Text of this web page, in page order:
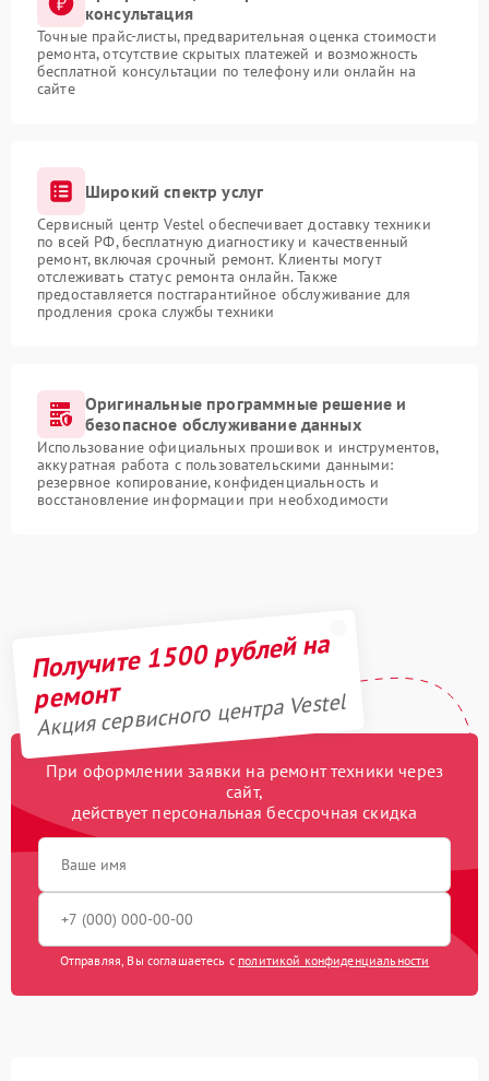
консультация
Точные прайс-листы, предварительная оценка стоимости
ремонта, отсутствие скрытых платежей и возможность
бесплатной консультации по телефону или онлайн на
сайте
Широкий спектр услуг
Сервисный центр Vestel обеспечивает доставку техники
по всей РФ, бесплатную диагностику и качественный
ремонт, включая срочный ремонт. Клиенты могут
отслеживать статус ремонта онлайн. Также
предоставляется постгарантийное обслуживание для
продления срока службы техники
Оригинальные программные решение и
безопасное обслуживание данных
Использование официальных прошивок и инструментов,
аккуратная работа с пользовательскими данными:
резервное копирование, конфиденциальность и
восстановление информации при необходимости
Получите 1500 рублей на
ремонт
Акция сервисного центра Vestel
При оформлении заявки на ремонт техники через
сайт,
действует персональная бессрочная скидка
Отправляя, Вы соглашаетесь с политикой конфиденциальности